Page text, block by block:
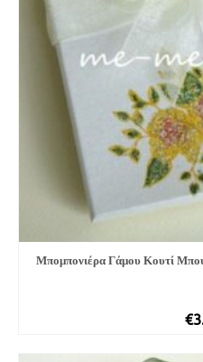
Μπομπονιέρα Γάμου Κουτί
€